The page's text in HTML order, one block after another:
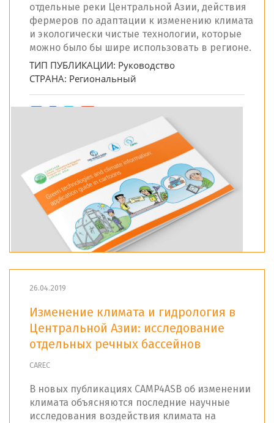
отдельные реки Центральной Азии, действия
фермеров по адаптации к изменению климата
и экологически чистые технологии, которые
можно было бы шире использовать в регионе.
ТИП ПУБЛИКАЦИИ: Руководство
СТРАНА: Региональный
26.04.2019
Изменение климата и гидрология в
Центральной Азии: исследование
отдельных речных бассейнов
CAREC
В новых публикациях CAMP4ASB об изменении
климата объясняются последние научные
исследования воздействия климата на